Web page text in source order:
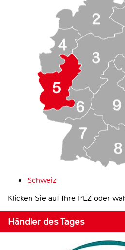
Schweiz
Klicken Sie auf Ihre PLZ oder
Händler des Tages